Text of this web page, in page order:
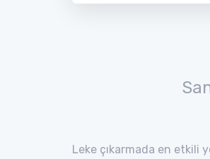
Leke çıkarmada en etkili